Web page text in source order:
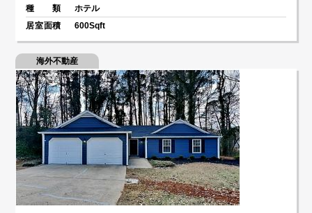
種 類
ホテル
居室面積
600Sqft
海外不動産